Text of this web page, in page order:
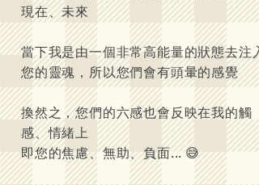
現在、未來
當下我是由一個非常高能量的狀態去注入
您的靈魂，所以您們會有頭暈的感覺
換然之，您們的六感也會反映在我的觸
感、情緒上
即您的焦慮、無助、負面... 😅